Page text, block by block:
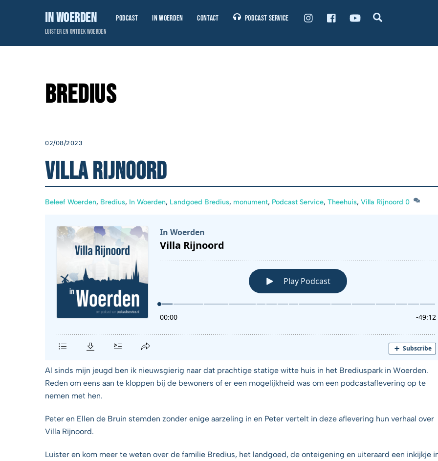
In Woerden
Luister en ontdek Woerden
Podcast In Woerden Contact Podcast Service
Bredius
02/08/2023
Villa Rijnoord
Beleef Woerden, Bredius, In Woerden, Landgoed Bredius, monument, Podcast Service, Theehuis, Villa Rijnoord 0
Al sinds mijn jeugd ben ik nieuwsgierig naar dat prachtige statige witte huis in het Brediuspark in Woerden.
Reden om eens aan te kloppen bij de bewoners of er een mogelijkheid was om een podcastaflevering op te
nemen met hen.
Peter en Ellen de Bruin stemden zonder enige aarzeling in en Peter vertelt in deze aflevering hun verhaal over
Villa Rijnoord.
Luister en kom meer te weten over de familie Bredius, het landgoed, de onteigening en uiteraard een inkijkje